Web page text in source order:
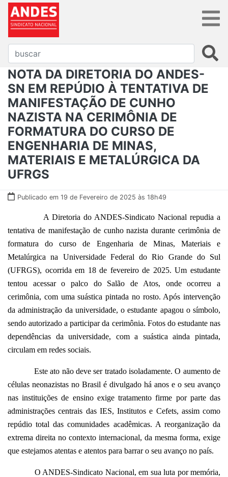
NOTA DA DIRETORIA DO ANDES-
SN EM REPÚDIO À TENTATIVA DE
MANIFESTAÇÃO DE CUNHO
NAZISTA NA CERIMÔNIA DE
FORMATURA DO CURSO DE
ENGENHARIA DE MINAS,
MATERIAIS E METALÚRGICA DA
UFRGS
Publicado em 19 de Fevereiro de 2025 às 18h49
A Diretoria do ANDES-Sindicato Nacional repudia a
tentativa de manifestação de cunho nazista durante cerimônia de
formatura do curso de Engenharia de Minas, Materiais e
Metalúrgica na Universidade Federal do Rio Grande do Sul
(UFRGS), ocorrida em 18 de fevereiro de 2025. Um estudante
tentou acessar o palco do Salão de Atos, onde ocorreu a
cerimônia, com uma suástica pintada no rosto. Após intervenção
da administração da universidade, o estudante apagou o símbolo,
sendo autorizado a participar da cerimônia. Fotos do estudante nas
dependências da universidade, com a suástica ainda pintada,
circulam em redes sociais.
Este ato não deve ser tratado isoladamente. O aumento de
células neonazistas no Brasil é divulgado há anos e o seu avanço
nas instituições de ensino exige tratamento firme por parte das
administrações centrais das IES, Institutos e Cefets, assim como
repúdio total das comunidades acadêmicas. A reorganização da
extrema direita no contexto internacional, da mesma forma, exige
que estejamos atentas e atentos para barrar o seu avanço no país.
O ANDES-Sindicato Nacional, em sua luta por memória,